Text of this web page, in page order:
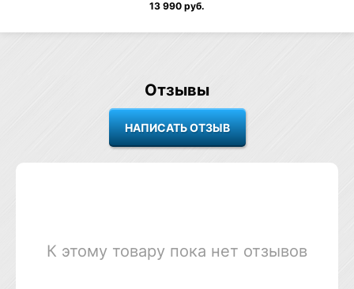
13 990 руб.
Отзывы
К этому товару пока нет отзывов